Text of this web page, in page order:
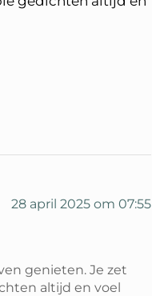
28 april 2025 om 07:55
genieten. Je zet
altijd en voel